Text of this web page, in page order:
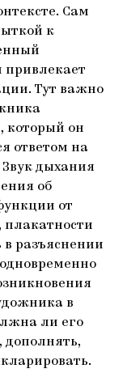
Сам
к
привлекает
Тут важно
который он
ответом на
дыхания
об
от
плакатности
разъяснении
в
ли его
дополнять,